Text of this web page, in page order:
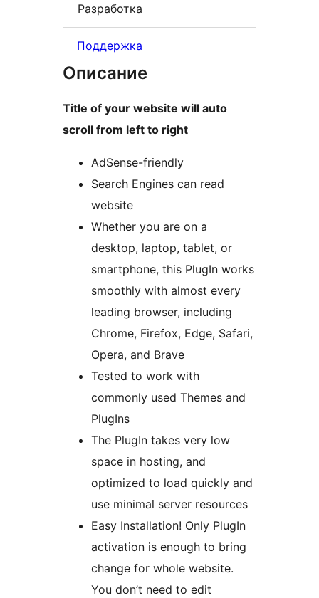
Разработка
Поддержка
Описание
Title of your website will auto
scroll from left to right
AdSense-friendly
Search Engines can read
website
Whether you are on a
desktop, laptop, tablet, or
smartphone, this PlugIn works
smoothly with almost every
leading browser, including
Chrome, Firefox, Edge, Safari,
Opera, and Brave
Tested to work with
commonly used Themes and
PlugIns
The PlugIn takes very low
space in hosting, and
optimized to load quickly and
use minimal server resources
Easy Installation! Only PlugIn
activation is enough to bring
change for whole website.
You don’t need to edit